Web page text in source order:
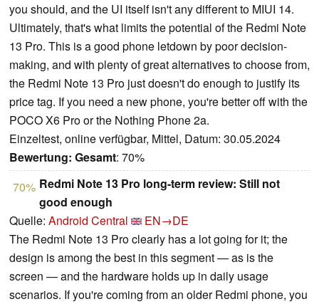
you should, and the UI itself isn't any different to MIUI 14.
Ultimately, that's what limits the potential of the Redmi Note
13 Pro. This is a good phone letdown by poor decision-
making, and with plenty of great alternatives to choose from,
the Redmi Note 13 Pro just doesn't do enough to justify its
price tag. If you need a new phone, you're better off with the
POCO X6 Pro or the Nothing Phone 2a.
Einzeltest, online verfügbar, Mittel, Datum: 30.05.2024
Bewertung: Gesamt: 70%
70% Redmi Note 13 Pro long-term review: Still not
good enough
Quelle: Android Central
EN→DE
The Redmi Note 13 Pro clearly has a lot going for it; the
design is among the best in this segment — as is the
screen — and the hardware holds up in daily usage
scenarios. If you're coming from an older Redmi phone, you